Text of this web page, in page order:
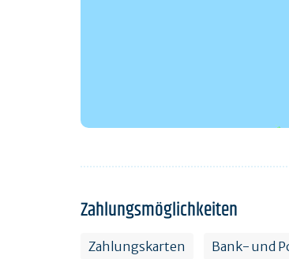
Zahlungsmöglichkeiten
Zahlungskarten Bank- und